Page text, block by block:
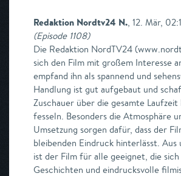
Redaktion Nordtv24 N., 12. Mär,
(Episode 1108)
Die Redaktion NordTV24
sich den Film mit großem Interesse
empfand ihn als spannend und
Handlung ist gut aufgebaut und
Zuschauer über die gesamte Laufzeit
fesseln. Besonders die Atmosphäre
Umsetzung sorgen dafür, dass der
bleibenden Eindruck hinterlässt. Aus
ist der Film für alle geeignet, die
Geschichten und eindrucksvolle